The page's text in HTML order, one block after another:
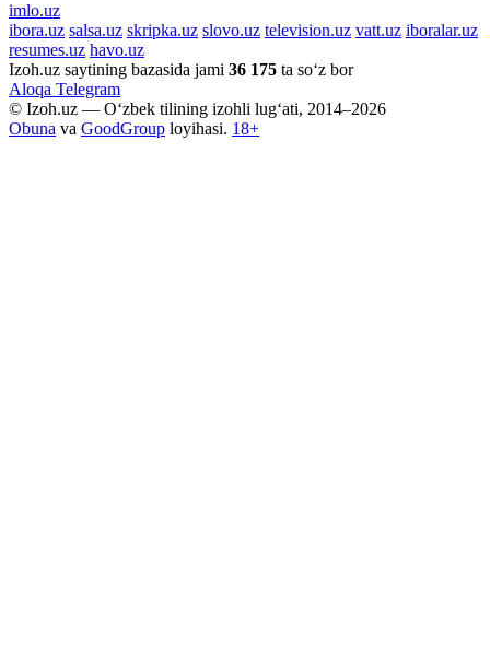
imlo.uz
ibora.uz salsa.uz skripka.uz slovo.uz television.uz vatt.uz iboralar.uz
resumes.uz havo.uz
Izoh.uz saytining bazasida jami 36 175 ta so‘z bor
Aloqa Telegram
© Izoh.uz — O‘zbek tilining izohli lug‘ati, 2014–2026
Obuna va GoodGroup loyihasi. 18+